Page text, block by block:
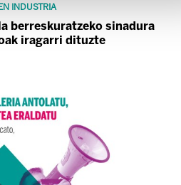
INDUSTRIA
berreskuratzeko sinadura
iragarri dituzte